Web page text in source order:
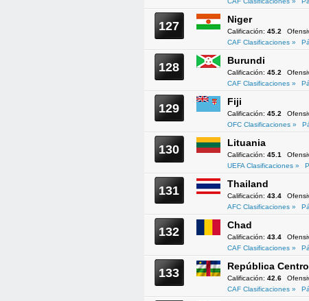
127 Niger
Calificación: 45.2
CAF Clasificaciones »
128 Burundi
Calificación: 45.2
CAF Clasificaciones »
129 Fiji
Calificación: 45.2
OFC Clasificaciones »
130 Lituania
Calificación: 45.1
UEFA Clasificaciones »
131 Thailand
Calificación: 43.4
AFC Clasificaciones »
132 Chad
Calificación: 43.4
CAF Clasificaciones »
133 República
Calificación: 42.6
CAF Clasificaciones »